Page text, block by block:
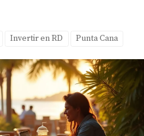
Invertir en RD Punta Cana